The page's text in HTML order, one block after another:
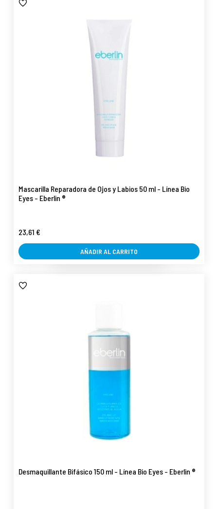
Mascarilla Reparadora de Ojos y Labios 50 ml - Línea Bio
Eyes - Eberlin ®
23,61 €
AÑADIR AL CARRITO
Desmaquillante Bifásico 150 ml - Línea Bio Eyes - Eberlin ®